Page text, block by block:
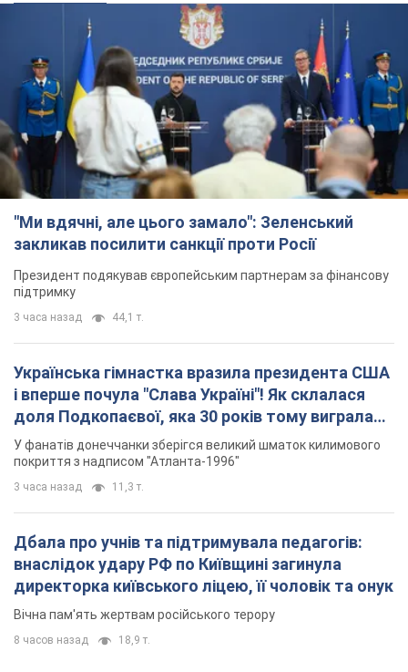
"Ми вдячні, але цього замало": Зеленський
закликав посилити санкції проти Росії
Президент подякував європейським партнерам за фінансову
підтримку
3 часа назад 44,1 т.
Українська гімнастка вразила президента США
і вперше почула "Слава Україні"! Як склалася
доля Подкопаєвої, яка 30 років тому виграла
"золото" Олімпіади
У фанатів донеччанки зберігся великий шматок килимового
покриття з надписом "Атланта-1996"
3 часа назад 11,3 т.
Дбала про учнів та підтримувала педагогів:
внаслідок удару РФ по Київщині загинула
директорка київського ліцею, її чоловік та онук
Вічна пам'ять жертвам російського терору
8 часов назад 18,9 т.